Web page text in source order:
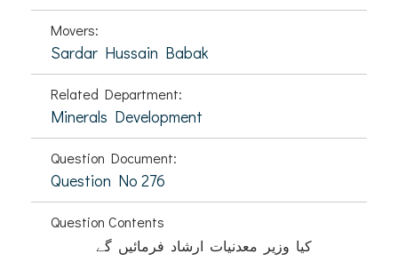
Movers:
Sardar Hussain Babak
Related Department:
Minerals Development
Question Document:
Question No 276
Question Contents
کیا وزیر معدنیات ارشاد فرمائیں گے